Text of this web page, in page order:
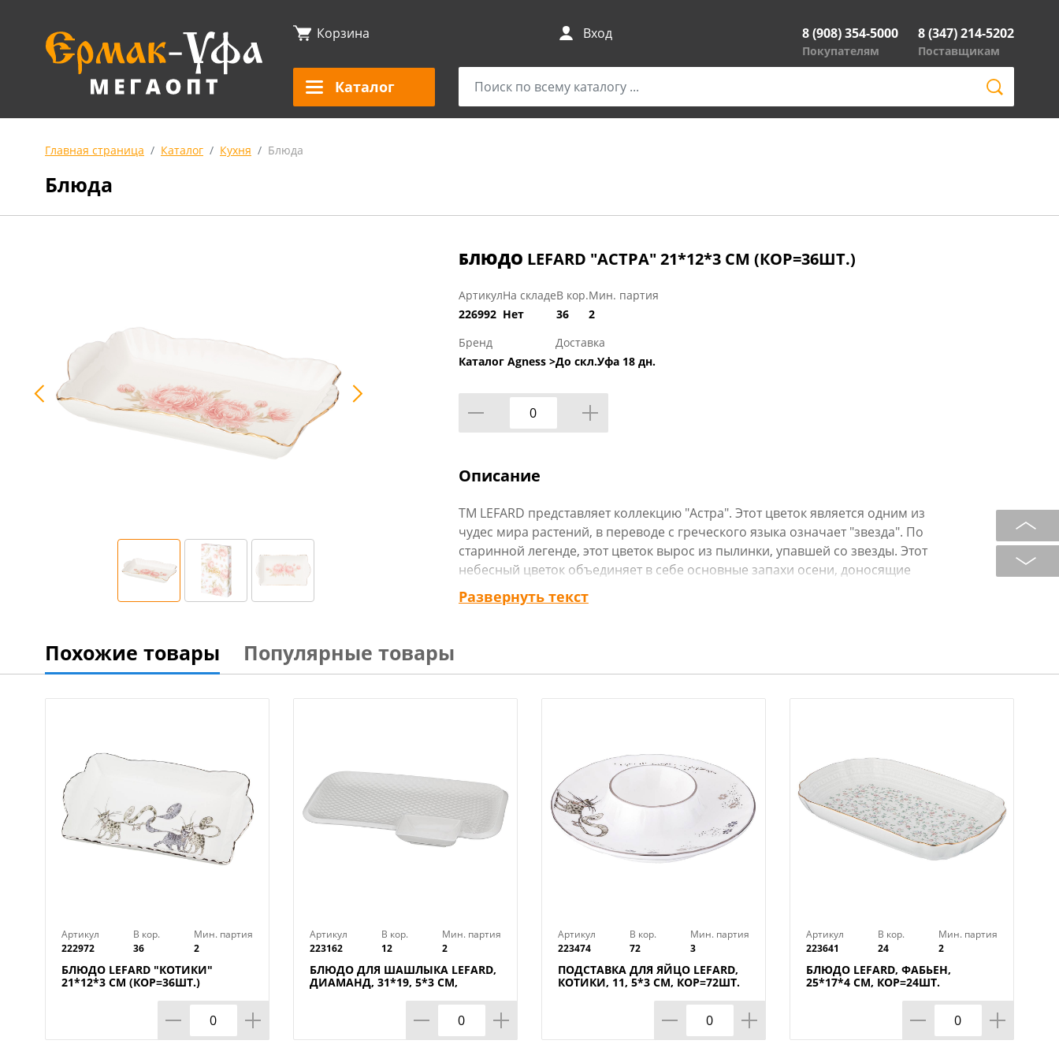
Корзина Вход 8 (908) 354-5000
Покупателям
8 (347) 214-5202
Поставщикам
Каталог
Главная страница Каталог Кухня Блюда
Блюда
БЛЮДО LEFARD "АСТРА" 21*12*3 СМ (КОР=36ШТ.)
Артикул
226992
На складе
Нет
В кор.
36
Мин. партия
2
Бренд
Каталог Agness >
Доставка
До скл.Уфа 18 дн.
Описание
ТМ LEFARD представляет коллекцию "Астра". Этот цветок является одним из
чудес мира растений, в переводе с греческого языка означает "звезда". По
старинной легенде, этот цветок вырос из пылинки, упавшей со звезды. Этот
небесный цветок объединяет в себе основные запахи осени, доносящие
свежесть дождя и игру багряных красок. Посуда этой коллекции
безупречно впишется практически в любой интерьер. Рельефный декор,
обратите внимание, что высокая температура и химически активные
Развернуть текст
Похожие товары Популярные товары
Артикул
222972
В кор.
36
Мин. партия
2
БЛЮДО LEFARD "КОТИКИ"
21*12*3 СМ (КОР=36ШТ.)
Артикул
223162
В кор.
12
Мин. партия
2
БЛЮДО ДЛЯ ШАШЛЫКА LEFARD,
ДИАМАНД, 31*19, 5*3 СМ,
Артикул
223474
В кор.
72
Мин. партия
3
ПОДСТАВКА ДЛЯ ЯЙЦО LEFARD,
КОТИКИ, 11, 5*3 СМ, КОР=72ШТ.
Артикул
223641
В кор.
24
Мин. партия
2
БЛЮДО LEFARD, ФАБЬЕН,
25*17*4 СМ, КОР=24ШТ.